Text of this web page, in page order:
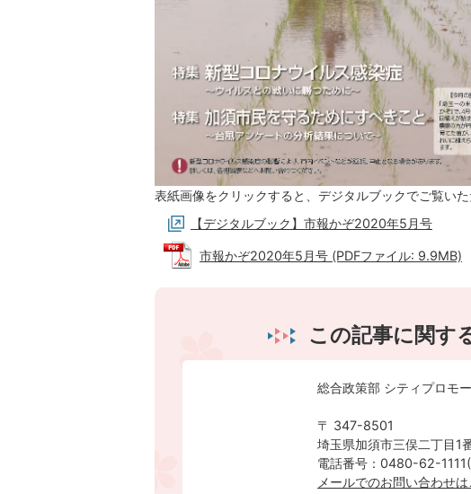
表紙画像をクリックすると、デジタルブックでご覧いた
【デジタルブック】市報かぞ2020年5月号
市報かぞ2020年5月号 (PDFファイル: 9.9MB)
この記事に関す
総合政策部 シティプロモ
〒 347-8501
埼玉県加須市三俣二丁目1
電話番号：0480-62-
メールでのお問い合わせは